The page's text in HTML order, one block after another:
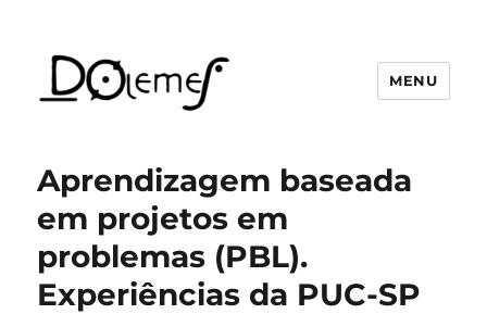
MENU
Aprendizagem baseada
em projetos em
problemas (PBL).
Experiências da PUC-SP